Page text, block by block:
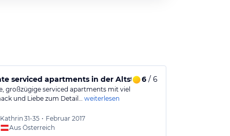
serviced apartments in der Altstadt
6/ 6
großzügige serviced apartments mit viel
und Liebe zum Detail… weiterlesen
Kathrin 31-35 • Februar 2017
Aus Österreich